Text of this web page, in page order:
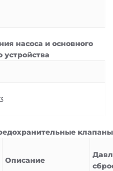
насоса и основного
клапаны
Описание